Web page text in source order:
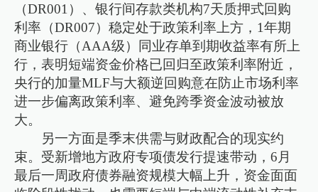
（DR001）、银行间存款类机构7天质押式回购
利率（DR007）稳定处于政策利率上方，1年期
商业银行（AAA级）同业存单到期收益率有所上
行，表明短端资金价格已回归至政策利率附近，
央行的加量MLF与大额逆回购意在防止市场利率
进一步偏离政策利率、避免跨季资金波动被放
大。
另一方面是季末供需与财政配合的现实约
束。受新增地方政府专项债发行提速带动，6月
最后一周政府债券融资规模大幅上升，资金面面